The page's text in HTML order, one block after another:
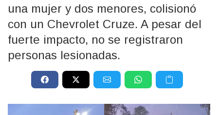
una mujer y dos menores, colisionó
con un Chevrolet Cruze. A pesar del
fuerte impacto, no se registraron
personas lesionadas.